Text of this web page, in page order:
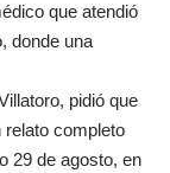
que atendió
donde una
pidió que
relato completo
29 de agosto, en